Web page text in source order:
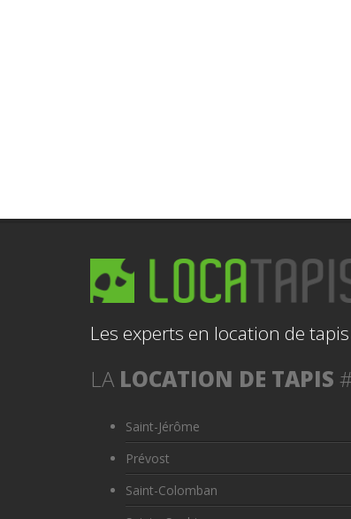
Les experts en location de tapis
LA LOCATION DE TAPIS
Saint-Jérôme
Prévost
Saint-Colomban